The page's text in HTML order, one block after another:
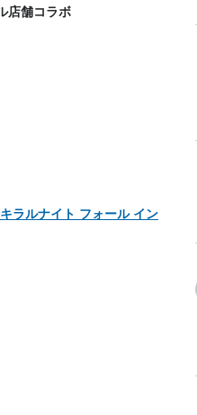
店舗コラボ
ラルナイト フォール イン